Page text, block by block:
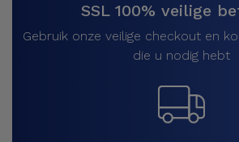
SSL 100% veilige
Gebruik onze veilige checkout en
die u nodig hebt